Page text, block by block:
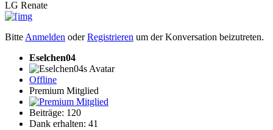
LG Renate
BitteAnmelden oderRegistrieren um der Konversation beizutreten.
Eselchen04
Offline
Premium Mitglied
Beiträge: 120
Dank erhalten: 41